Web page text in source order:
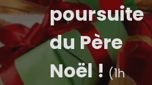
poursuite
du Père
Noël ! (1h